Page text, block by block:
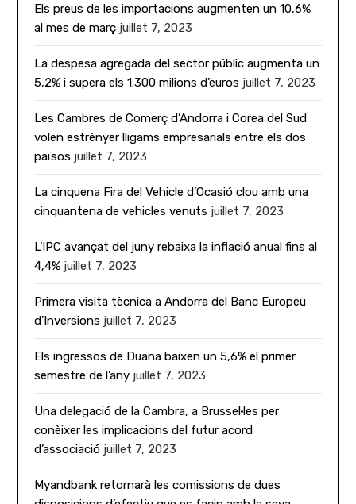
Els preus de les importacions augmenten un 10,6%
al mes de març juillet 7, 2023
La despesa agregada del sector públic augmenta un
5,2% i supera els 1.300 milions d’euros juillet 7, 2023
Les Cambres de Comerç d’Andorra i Corea del Sud
volen estrènyer lligams empresarials entre els dos
països juillet 7, 2023
La cinquena Fira del Vehicle d’Ocasió clou amb una
cinquantena de vehicles venuts juillet 7, 2023
L’IPC avançat del juny rebaixa la inflació anual fins al
4,4% juillet 7, 2023
Primera visita tècnica a Andorra del Banc Europeu
d’Inversions juillet 7, 2023
Els ingressos de Duana baixen un 5,6% el primer
semestre de l’any juillet 7, 2023
Una delegació de la Cambra, a Brussel·les per
conèixer les implicacions del futur acord
d’associació juillet 7, 2023
Myandbank retornarà les comissions de dues